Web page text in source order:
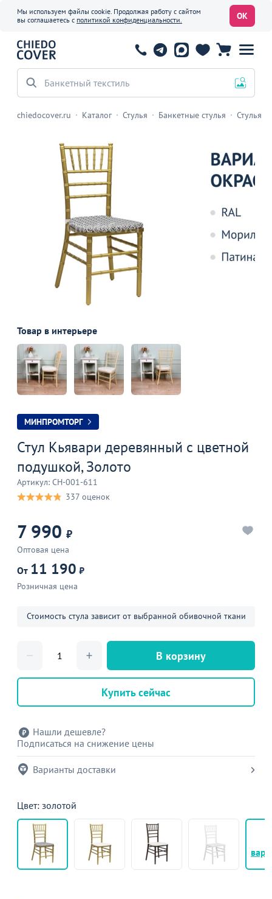
Мы используем файлы cookie. Продолжая работу с сайтом
вы соглашаетесь с политикой конфиденциальности. ОК
Банкетный текстиль
chiedocover.ru Каталог Стулья Банкетные стулья Стулья
Товар в интерьере
МИНПРОМТОРГ
Стул Кьявари деревянный с цветной
подушкой, Золото
Артикул: CH-001-611
337 оценок
7 990 ₽
Оптовая цена
От 11 190 ₽
Розничная цена
Стоимость стула зависит от выбранной обивочной ткани
В корзину
Купить сейчас
Нашли дешевле?
Подписаться на снижение цены
Варианты доставки
Цвет: золотой